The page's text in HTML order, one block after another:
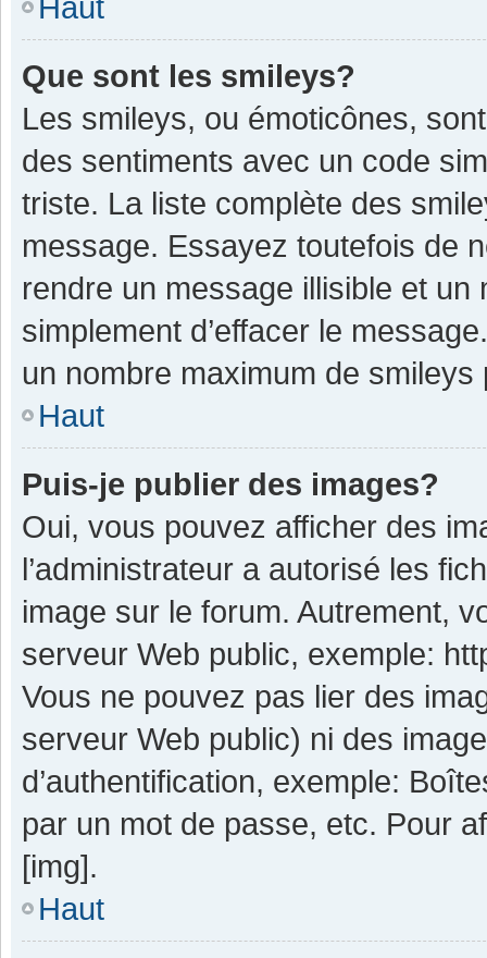
Que sont les smileys?
Les smileys, ou émoticônes,
des sentiments avec un code
triste. La liste complète des
message. Essayez toutefois de
rendre un message illisible et
simplement d’effacer le
un nombre maximum de smileys
Haut
Puis-je publier des images?
Oui, vous pouvez afficher des
l’administrateur a autorisé les
image sur le forum. Autrement,
serveur Web public, exemple:
Vous ne pouvez pas lier des
serveur Web public) ni des
d’authentification, exemple:
par un mot de passe, etc. Pour
[img].
Haut